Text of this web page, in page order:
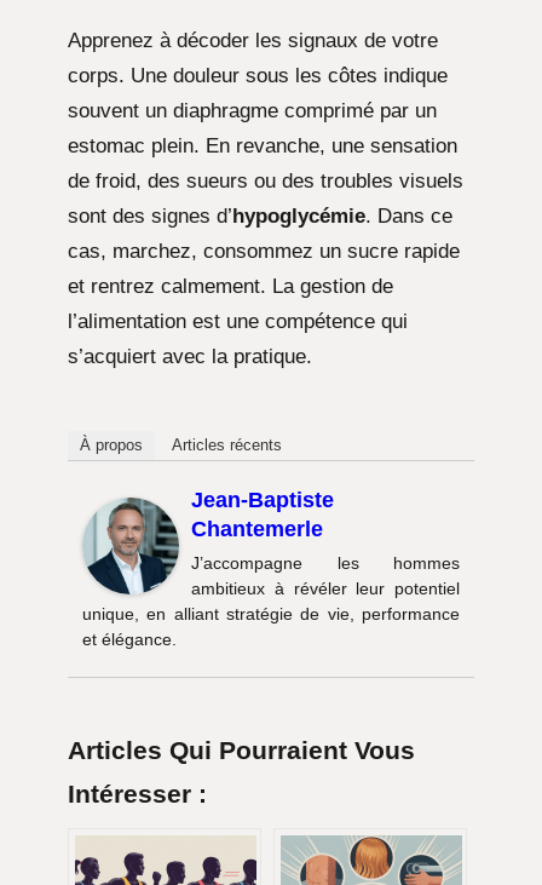
Apprenez à décoder les signaux de votre
corps. Une douleur sous les côtes indique
souvent un diaphragme comprimé par un
estomac plein. En revanche, une sensation
de froid, des sueurs ou des troubles visuels
sont des signes d’ hypoglycémie. Dans ce
cas, marchez, consommez un sucre rapide
et rentrez calmement. La gestion de
l’alimentation est une compétence qui
s’acquiert avec la pratique.
À propos Articles récents
Jean-Baptiste
Chantemerle
J’accompagne les hommes
ambitieux à révéler leur potentiel
unique, en alliant stratégie de vie, performance
et élégance.
Articles Qui Pourraient Vous
Intéresser :